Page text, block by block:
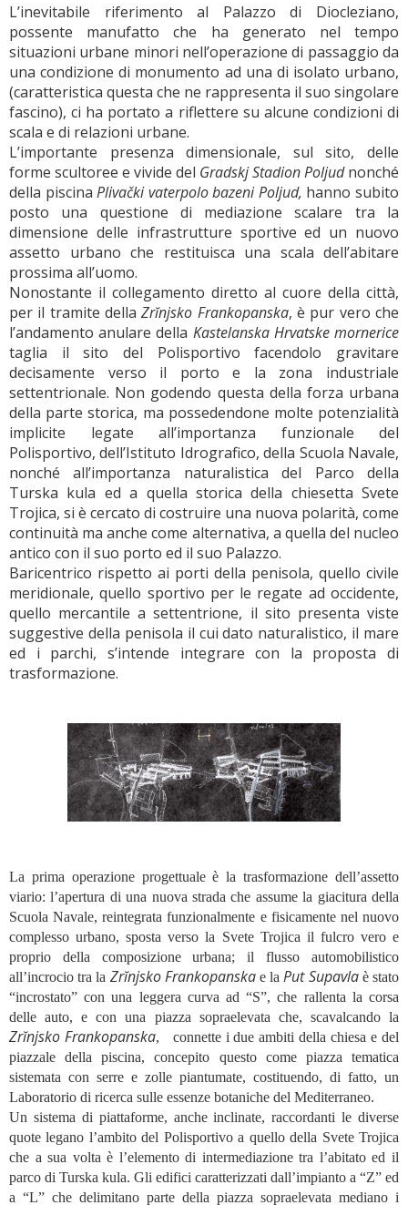
L’inevitabile riferimento al Palazzo di Diocleziano,
possente manufatto che ha generato nel tempo
situazioni urbane minori nell’operazione di passaggio da
una condizione di monumento ad una di isolato urbano,
(caratteristica questa che ne rappresenta il suo singolare
fascino), ci ha portato a riflettere su alcune condizioni di
scala e di relazioni urbane.
L’importante presenza dimensionale, sul sito, delle
forme scultoree e vivide del Gradskj Stadion Poljudnonché
della piscinaPlivački vaterpolo bazeni Poljud, hanno subito
posto una questione di mediazione scalare tra la
dimensione delle infrastrutture sportive ed un nuovo
assetto urbano che restituisca una scala dell’abitare
prossima all’uomo.
Nonostante il collegamento diretto al cuore della città,
per il tramite dellaZrĭnjsko Frankopanska, è pur vero che
l’andamento anulare della Kastelanska Hrvatske mornerice
taglia il sito del Polisportivo facendolo gravitare
decisamente verso il porto e la zona industriale
settentrionale. Non godendo questa della forza urbana
della parte storica, ma possedendone molte potenzialità
implicite legate all’importanza funzionale del
Polisportivo, dell’Istituto Idrografico, della Scuola Navale,
nonché all’importanza naturalistica del Parco della
Turska kula ed a quella storica della chiesetta Svete
Trojica, si è cercato di costruire una nuova polarità, come
continuità ma anche come alternativa, a quella del nucleo
antico con il suo porto ed il suo Palazzo.
Baricentrico rispetto ai porti della penisola, quello civile
meridionale, quello sportivo per le regate ad occidente,
quello mercantile a settentrione, il sito presenta viste
suggestive della penisola il cui dato naturalistico, il mare
ed i parchi, s’intende integrare con la proposta di
trasformazione.
La prima operazione progettuale è la trasformazione dell’assetto
viario: l’apertura di una nuova strada che assume la giacitura della
Scuola Navale, reintegrata funzionalmente e fisicamente nel nuovo
complesso urbano, sposta verso la Svete Trojica il fulcro vero e
proprio della composizione urbana; il flusso automobilistico
all’incrocio tra la Zrĭnjsko Frankopanskae la Put Supavlaè stato
“incrostato” con una leggera curva ad “S”, che rallenta la corsa
delle auto, e con una piazza sopraelevata che, scavalcando la
Zrĭnjsko Frankopanska, connette i due ambiti della chiesa e del
piazzale della piscina, concepito questo come piazza tematica
sistemata con serre e zolle piantumate, costituendo, di fatto, un
Laboratorio di ricerca sulle essenze botaniche del Mediterraneo.
Un sistema di piattaforme, anche inclinate, raccordanti le diverse
quote legano l’ambito del Polisportivo a quello della Svete Trojica
che a sua volta è l’elemento di intermediazione tra l’abitato ed il
parco di Turska kula. Gli edifici caratterizzati dall’impianto a “Z” ed
a “L” che delimitano parte della piazza sopraelevata mediano i